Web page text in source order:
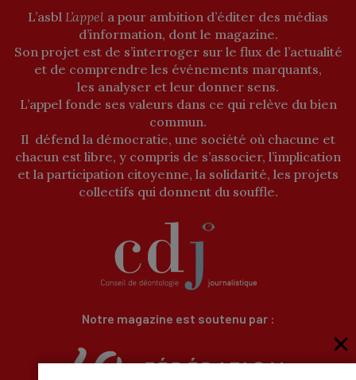
L’asbl L’appel a pour ambition d’éditer des médias
d’information, dont le magazine.
Son projet est de s’interroger sur le flux de l’actualité
et de comprendre les événements marquants,
les analyser et leur donner sens.
L’appel fonde ses valeurs dans ce qui relève du bien
commun.
Il défend la démocratie, une société où chacune et
chacun est libre, y compris de s’associer, l’implication
et la participation citoyenne, la solidarité, les projets
collectifs qui donnent du souffle.
Notre magazine est soutenu par :